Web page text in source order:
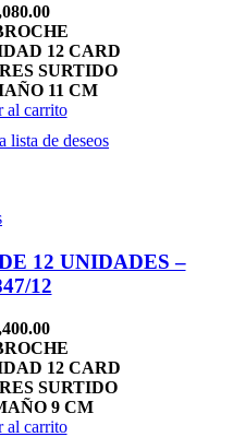
12 CARD
SURTIDO
11 CM
al carrito
lista de deseos
12 UNIDADES –
12
12 CARD
SURTIDO
9 CM
al carrito